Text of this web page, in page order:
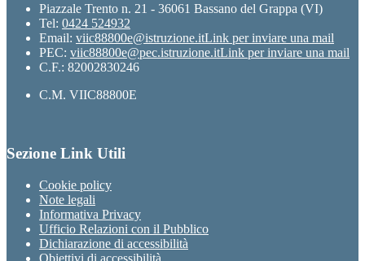
Piazzale Trento n. 21 - 36061 Bassano del Grappa (VI)
Tel: 0424 524932
Email: viic88800e@istruzione.itLink per inviare una mail
PEC: viic88800e@pec.istruzione.itLink per inviare una mail
C.F.: 82002830246
C.M. VIIC88800E
Sezione Link Utili
Cookie policy
Note legali
Informativa Privacy
Ufficio Relazioni con il Pubblico
Dichiarazione di accessibilità
Obiettivi di accessibilità